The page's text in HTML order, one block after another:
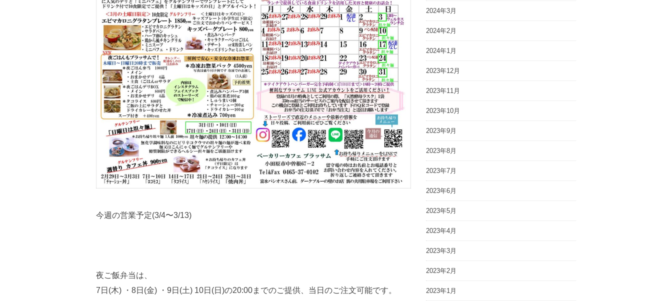
今週の営業予定(3/4〜3/13)
夜ご飯弁当は、
7日(木) ・8日(金) ・9日(土) 10日(日)の20:00までのご提供、当日のご注文可能です。
2024年3月
2024年2月
2024年1月
2023年12月
2023年11月
2023年10月
2023年9月
2023年8月
2023年7月
2023年6月
2023年5月
2023年4月
2023年3月
2023年2月
2023年1月